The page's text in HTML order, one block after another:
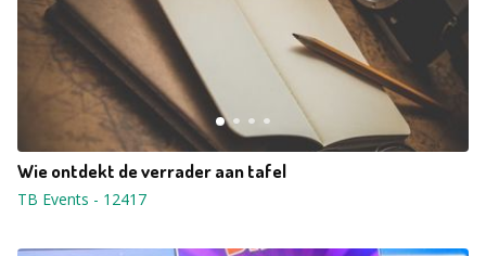
Wie ontdekt de verrader aan tafel
TB Events - 12417